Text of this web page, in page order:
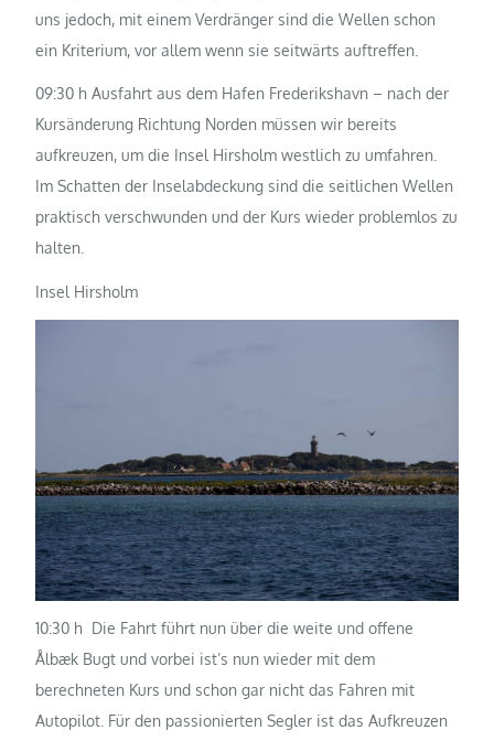
uns jedoch, mit einem Verdränger sind die Wellen schon
ein Kriterium, vor allem wenn sie seitwärts auftreffen.
09:30 h Ausfahrt aus dem Hafen Frederikshavn – nach der
Kursänderung Richtung Norden müssen wir bereits
aufkreuzen, um die Insel Hirsholm westlich zu umfahren.
Im Schatten der Inselabdeckung sind die seitlichen Wellen
praktisch verschwunden und der Kurs wieder problemlos zu
halten.
Insel Hirsholm
10:30 h Die Fahrt führt nun über die weite und offene
Ålbæk Bugt und vorbei ist’s nun wieder mit dem
berechneten Kurs und schon gar nicht das Fahren mit
Autopilot. Für den passionierten Segler ist das Aufkreuzen